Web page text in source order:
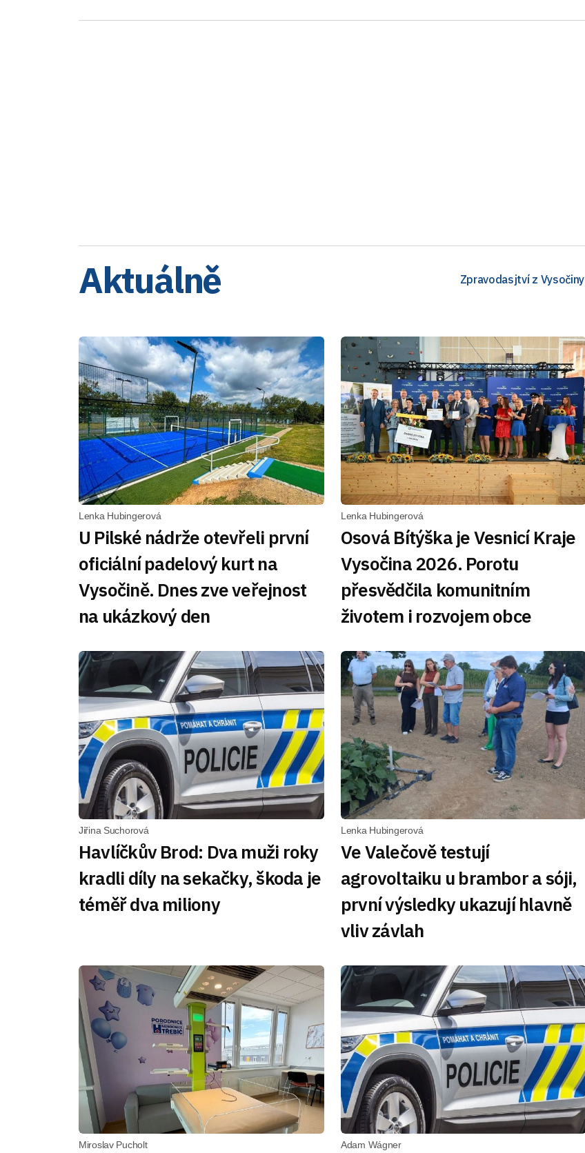
Aktuálně Zpravodasjtví z Vysočiny
Lenka Hubingerová
U Pilské nádrže otevřeli první
oficiální padelový kurt na
Vysočině. Dnes zve veřejnost
na ukázkový den
Lenka Hubingerová
Osová Bítýška je Vesnicí Kraje
Vysočina 2026. Porotu
přesvědčila komunitním
životem i rozvojem obce
Jiřina Suchorová
Havlíčkův Brod: Dva muži roky
kradli díly na sekačky, škoda je
téměř dva miliony
Lenka Hubingerová
Ve Valečově testují
agrovoltaiku u brambor a sóji,
první výsledky ukazují hlavně
vliv závlah
Miroslav Pucholt Adam Wágner